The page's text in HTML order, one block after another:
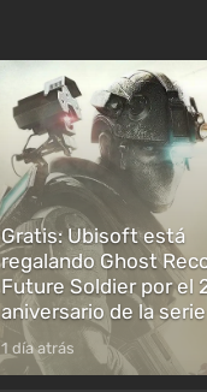
Gratis: Ubisoft está
regalando Ghost
Future Soldier por el
aniversario de la serie
1 día atrás